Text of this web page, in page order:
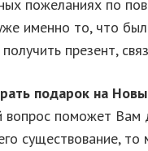
пожеланиях по
именно то, что
презент,
подарок на
вопрос поможет
существование,